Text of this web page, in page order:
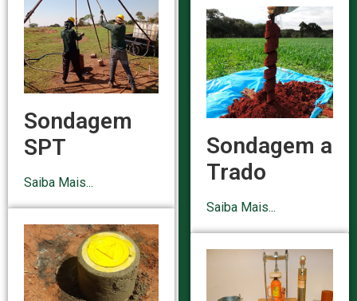
Sondagem
SPT
Saiba Mais...
Sondagem a
Trado
Saiba Mais...